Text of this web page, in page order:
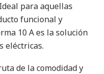
para aquellas
funcional y
10 A es la solución
eléctricas.
de la comodidad y